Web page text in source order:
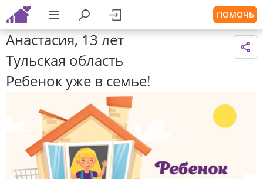
ПОМОЧЬ
Анастасия, 13 лет
Тульская область
Ребенок уже в семье!